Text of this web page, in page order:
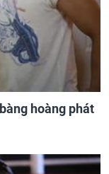
hoàng phát